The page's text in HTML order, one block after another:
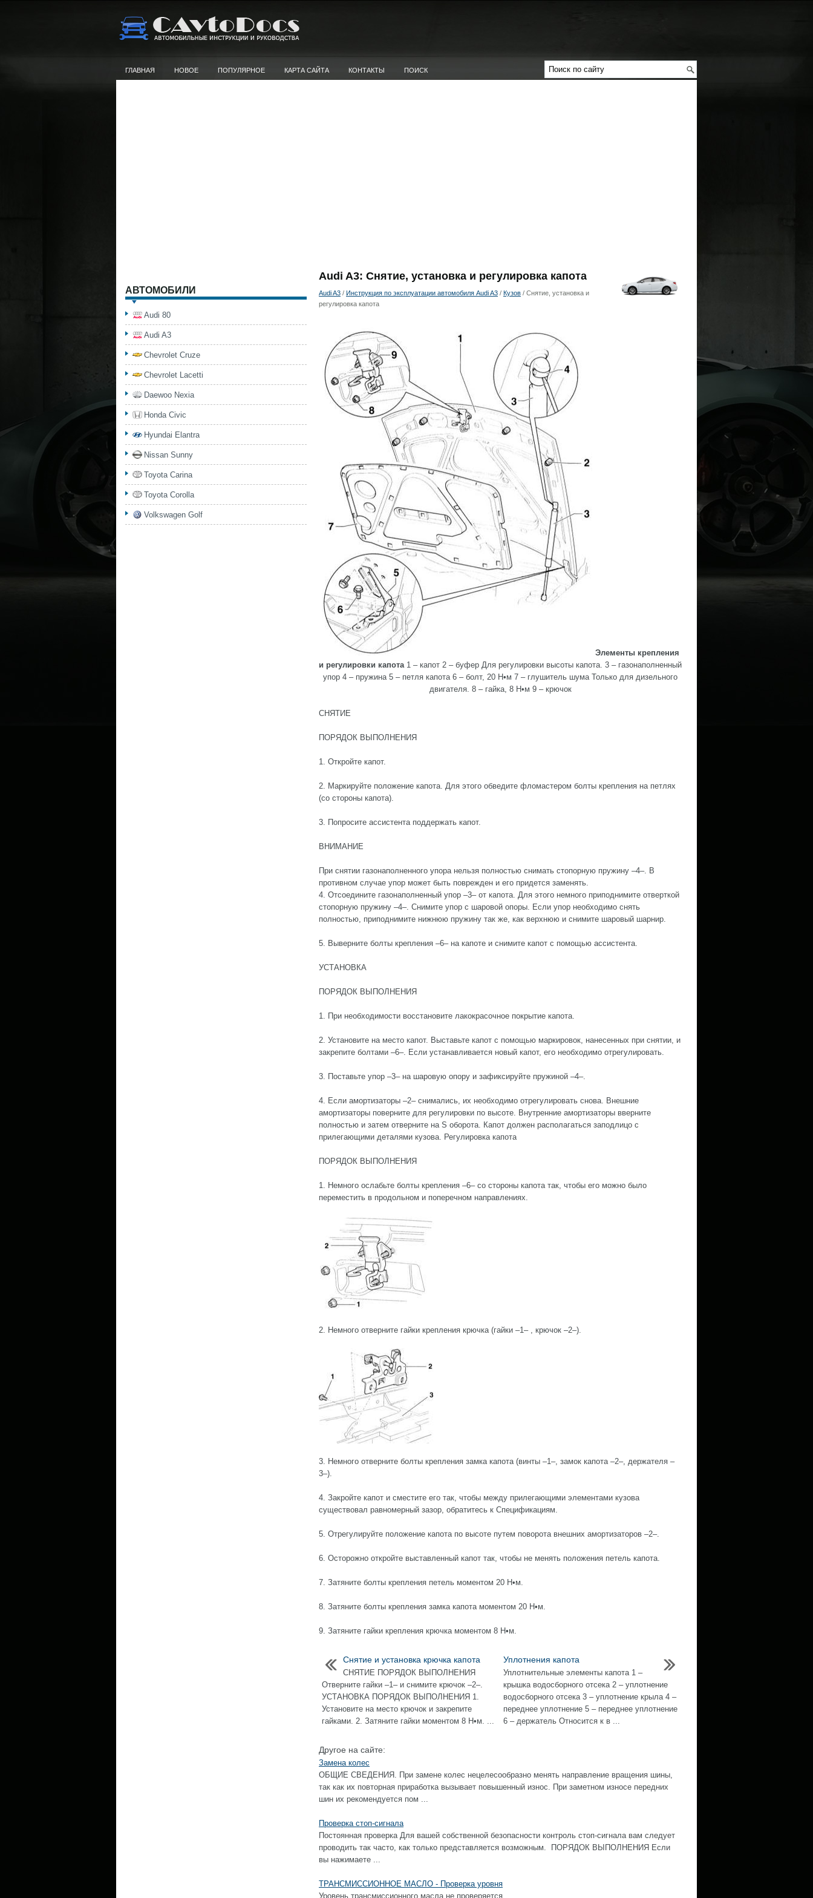
ГЛАВНАЯ НОВОЕ ПОПУЛЯРНОЕ КАРТА САЙТА КОНТАКТЫ ПОИСК
Audi A3: Снятие, установка и регулировка капота
Audi A3 / Инструкция по эксплуатации автомобиля Audi A3 / Кузов / Снятие, установка и
регулировка капота
Элементы крепления
и регулировки капота1 – капот 2 – буфер Для регулировки высоты капота. 3 – газонаполненный
упор 4 – пружина 5 – петля капота 6 – болт, 20 Н•м 7 – глушитель шума Только для дизельного
двигателя. 8 – гайка, 8 Н•м 9 – крючок
СНЯТИЕ
ПОРЯДОК ВЫПОЛНЕНИЯ
1. Откройте капот.
2. Маркируйте положение капота. Для этого обведите фломастером болты крепления на петлях
(со стороны капота).
3. Попросите ассистента поддержать капот.
ВНИМАНИЕ
При снятии газонаполненного упора нельзя полностью снимать стопорную пружину –4–. В
противном случае упор может быть поврежден и его придется заменять.
4. Отсоедините газонаполненный упор –3– от капота. Для этого немного приподнимите отверткой
стопорную пружину –4–. Снимите упор с шаровой опоры. Если упор необходимо снять
полностью, приподнимите нижнюю пружину так же, как верхнюю и снимите шаровый шарнир.
5. Выверните болты крепления –6– на капоте и снимите капот с помощью ассистента.
УСТАНОВКА
ПОРЯДОК ВЫПОЛНЕНИЯ
1. При необходимости восстановите лакокрасочное покрытие капота.
2. Установите на место капот. Выставьте капот с помощью маркировок, нанесенных при снятии, и
закрепите болтами –6–. Если устанавливается новый капот, его необходимо отрегулировать.
3. Поставьте упор –3– на шаровую опору и зафиксируйте пружиной –4–.
4. Если амортизаторы –2– снимались, их необходимо отрегулировать снова. Внешние
амортизаторы поверните для регулировки по высоте. Внутренние амортизаторы вверните
полностью и затем отверните на Ѕ оборота. Капот должен располагаться заподлицо с
прилегающими деталями кузова. Регулировка капота
ПОРЯДОК ВЫПОЛНЕНИЯ
1. Немного ослабьте болты крепления –6– со стороны капота так, чтобы его можно было
переместить в продольном и поперечном направлениях.
2. Немного отверните гайки крепления крючка (гайки –1– , крючок –2–).
3. Немного отверните болты крепления замка капота (винты –1–, замок капота –2–, держателя –
3–).
4. Закройте капот и сместите его так, чтобы между прилегающими элементами кузова
существовал равномерный зазор, обратитесь к Спецификациям.
5. Отрегулируйте положение капота по высоте путем поворота внешних амортизаторов –2–.
6. Осторожно откройте выставленный капот так, чтобы не менять положения петель капота.
7. Затяните болты крепления петель моментом 20 Н•м.
8. Затяните болты крепления замка капота моментом 20 Н•м.
9. Затяните гайки крепления крючка моментом 8 Н•м.
Снятие и установка крючка капота
СНЯТИЕ ПОРЯДОК ВЫПОЛНЕНИЯ
Отверните гайки –1– и снимите крючок –2–.
УСТАНОВКА ПОРЯДОК ВЫПОЛНЕНИЯ 1.
Установите на место крючок и закрепите
гайками. 2. Затяните гайки моментом 8 Н•м. ...
Уплотнения капота
Уплотнительные элементы капота 1 –
крышка водосборного отсека 2 – уплотнение
водосборного отсека 3 – уплотнение крыла 4 –
переднее уплотнение 5 – переднее уплотнение
6 – держатель Относится к в ...
Другое на сайте:
Замена колес
ОБЩИЕ СВЕДЕНИЯ. При замене колес нецелесообразно менять направление вращения шины,
так как их повторная приработка вызывает повышенный износ. При заметном износе передних
шин их рекомендуется пом ...
Проверка стоп-сигнала
Постоянная проверка Для вашей собственной безопасности контроль стоп-сигнала вам следует
проводить так часто, как только представляется возможным. ПОРЯДОК ВЫПОЛНЕНИЯ Если
вы нажимаете ...
ТРАНСМИССИОННОЕ МАСЛО - Проверка уровня
Уровень трансмиссионного масла не проверяется. ...
АВТОМОБИЛИ
Audi 80
Audi A3
Chevrolet Cruze
Chevrolet Lacetti
Daewoo Nexia
Honda Civic
Hyundai Elantra
Nissan Sunny
Toyota Carina
Toyota Corolla
Volkswagen Golf